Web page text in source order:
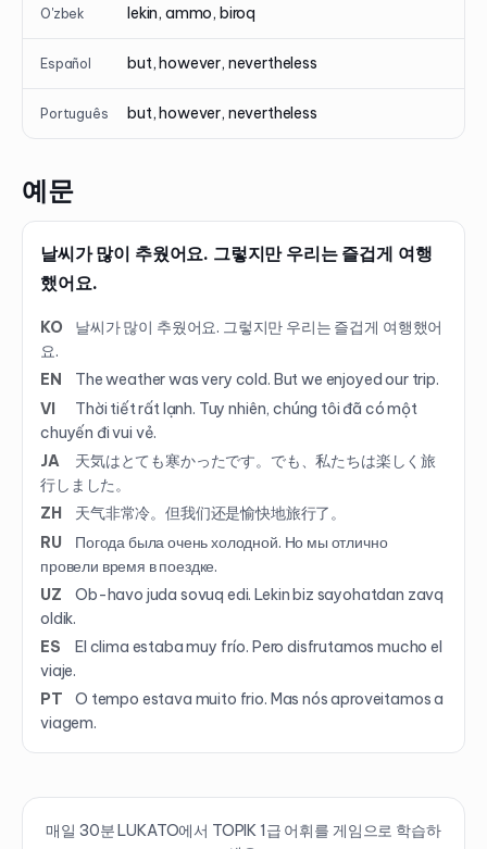
O'zbek lekin, ammo, biroq
Español but, however, nevertheless
Português but, however, nevertheless
예문
날씨가 많이 추웠어요. 그렇지만 우리는 즐겁게 여행
했어요.
KO
날씨가 많이 추웠어요. 그렇지만 우리는 즐겁게 여행했어
요.
EN
The weather was very cold. But we enjoyed our trip.
VI
Thời tiết rất lạnh. Tuy nhiên, chúng tôi đã có một
chuyến đi vui vẻ.
JA
天気はとても寒かったです。でも、私たちは楽しく旅
行しました。
ZH
天气非常冷。但我们还是愉快地旅行了。
RU
Погода была очень холодной. Но мы отлично
провели время в поездке.
UZ
Ob-havo juda sovuq edi. Lekin biz sayohatdan zavq
oldik.
ES
El clima estaba muy frío. Pero disfrutamos mucho el
viaje.
PT
O tempo estava muito frio. Mas nós aproveitamos a
viagem.
매일 30분 LUKATO에서 TOPIK 1급 어휘를 게임으로 학습하